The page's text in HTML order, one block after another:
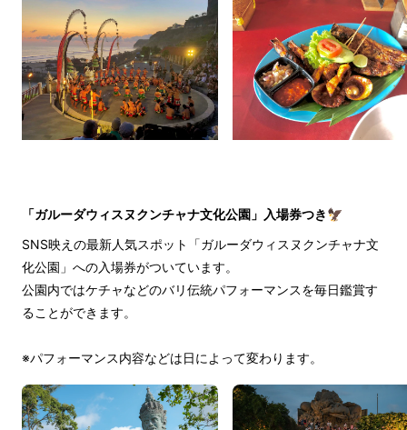
「ガルーダウィスヌクンチャナ文化公園」入場券つき🦅
SNS映えの最新人気スポット「ガルーダウィスヌクンチャナ文
化公園」への入場券がついています。
公園内ではケチャなどのバリ伝統パフォーマンスを毎日鑑賞す
ることができます。
※パフォーマンス内容などは日によって変わります。